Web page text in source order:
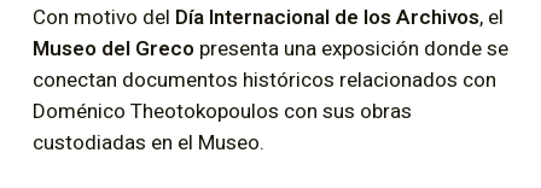
Con motivo del Día Internacional de los Archivos, el
Museo del Grecopresenta una exposición donde se
conectan documentos históricos relacionados con
Doménico Theotokopoulos con sus obras
custodiadas en el Museo.